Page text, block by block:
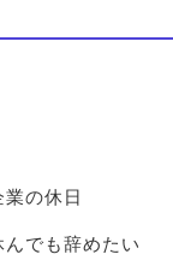
の休日
んでも辞めたい